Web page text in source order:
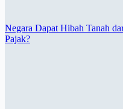
Negara Dapat Hibah Tanah
Pajak?